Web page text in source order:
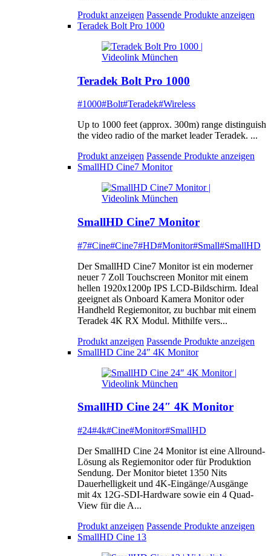
Produkt anzeigen Passende Produkte anzeigen
Teradek Bolt Pro 1000
Teradek Bolt Pro 1000
#1000#Bolt#Teradek#Wireless
Up to 1000 feet (approx. 300m) range distinguish
the video radio of the market leader Teradek. ...
Produkt anzeigen Passende Produkte anzeigen
SmallHD Cine7 Monitor
SmallHD Cine7 Monitor
#7#Cine#Cine7#HD#Monitor#Small#SmallHD
Der SmallHD Cine7 Monitor ist ein moderner
neuer 7 Zoll Touchscreen Monitor mit einem
hellen 1920x1200p IPS LCD-Bildschirm. Ideal
geeignet als Onboard Kamera Monitor oder
Handheld Regiemonitor, zu buchbar mit einem
Teradek 4K RX Modul. Mithilfe vers...
Produkt anzeigen Passende Produkte anzeigen
SmallHD Cine 24″ 4K Monitor
SmallHD Cine 24″ 4K Monitor
#24#4k#Cine#Monitor#SmallHD
Der SmallHD Cine 24 Monitor ist eine Allround-
Lösung als Regiemonitor oder für Produktion
Sendung. Der Monitor bietet 1350 Nits
Dauerhelligkeit und 4K-Eingänge/Ausgänge
mit 4x 12G-SDI-Hardware sowie ein 4 Quad-
View für die A...
Produkt anzeigen Passende Produkte anzeigen
SmallHD Cine 13